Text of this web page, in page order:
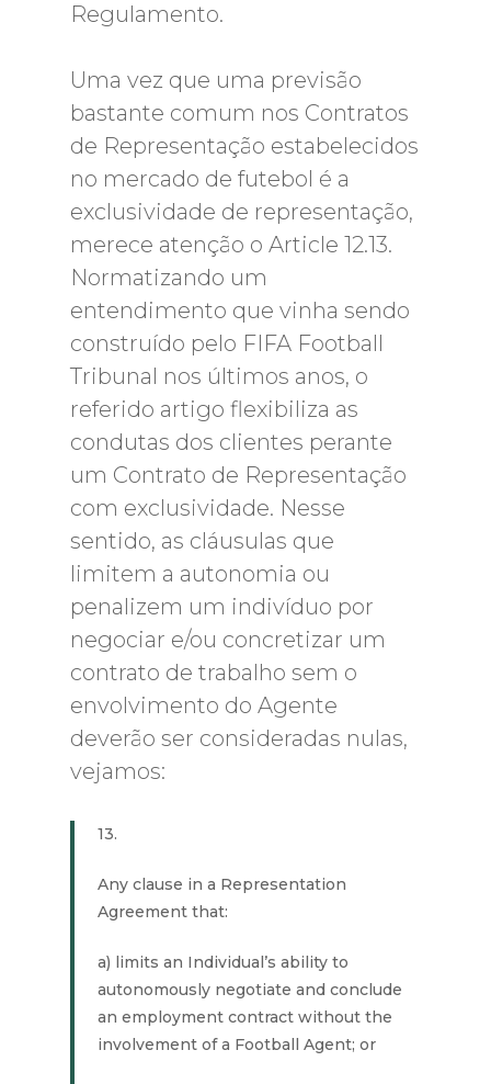
Regulamento.
Uma vez que uma previsão
bastante comum nos Contratos
de Representação estabelecidos
no mercado de futebol é a
exclusividade de representação,
merece atenção o Article 12.13.
Normatizando um
entendimento que vinha sendo
construído pelo FIFA Football
Tribunal nos últimos anos, o
referido artigo flexibiliza as
condutas dos clientes perante
um Contrato de Representação
com exclusividade. Nesse
sentido, as cláusulas que
limitem a autonomia ou
penalizem um indivíduo por
negociar e/ou concretizar um
contrato de trabalho sem o
envolvimento do Agente
deverão ser consideradas nulas,
vejamos:
13.
Any clause in a Representation
Agreement that:
a) limits an Individual’s ability to
autonomously negotiate and conclude
an employment contract without the
involvement of a Football Agent; or